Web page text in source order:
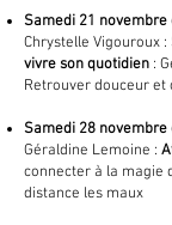
Samedi 21 novembre
Chrystelle Vigouroux :
vivre son quotidien :
Retrouver douceur
Samedi 28 novembre
Géraldine Lemoine :
connecter à la magie
distance les maux